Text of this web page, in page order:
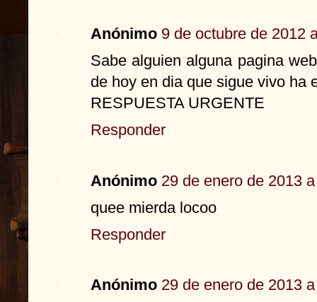
Anónimo 9 de octubre de 2012
Sabe alguien alguna pagina
de hoy en dia que sigue vivo ha
RESPUESTA URGENTE
Responder
Anónimo 29 de enero de 2013
quee mierda locoo
Responder
Anónimo 29 de enero de 2013